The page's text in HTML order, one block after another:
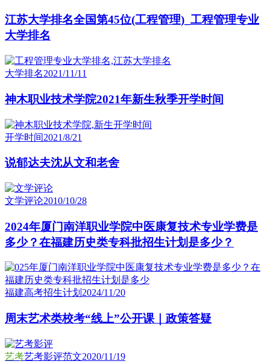
江苏大学排名全国第45位(工程管理)_工程管理专业
大学排名
大学排名2021/11/11
神木职业技术学院2021年新生秋季开学时间
开学时间2021/8/21
说郁达夫沈从文和老舍
文学评论2010/10/28
2024年厦门南洋职业学院中医康复技术专业学费是
多少？在福建历史类专科批招生计划是多少？
福建高考招生计划 2024/11/20
周末艺术类校考“线上”公开课｜政策答疑
艺考艺考影评范文2020/11/19